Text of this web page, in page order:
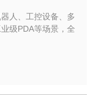
、工控设备、多
级PDA等场景，全